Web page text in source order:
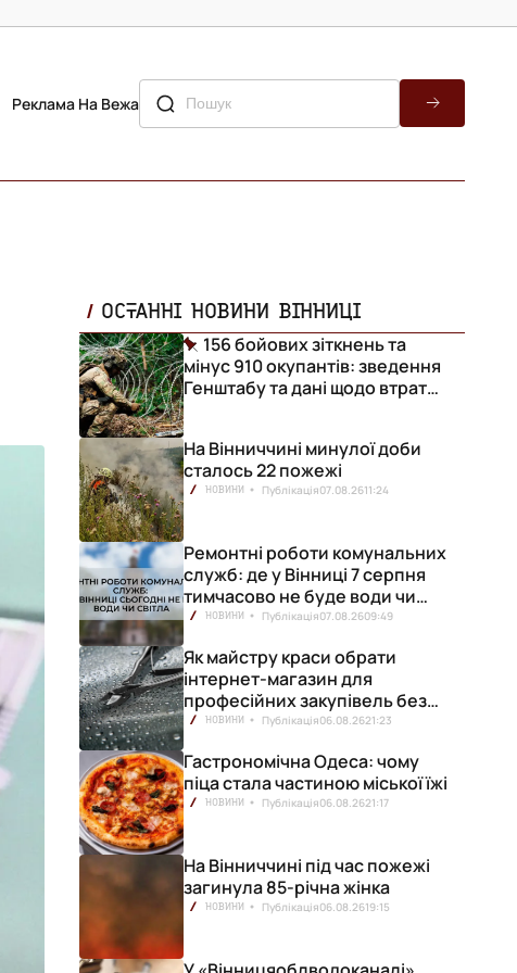
Реклама На Вежа
ОСТАННІ НОВИНИ ВІННИЦІ
156 бойових зіткнень та
мінус 910 окупантів: зведення
Генштабу та дані щодо втрат
На Вінниччині минулої доби
сталось 22 пожежі
НОВИНИ Публікація07.08.2611:24
Ремонтні роботи комунальних
служб: де у Вінниці 7 серпня
тимчасово не буде води чи
світла
НОВИНИ Публікація07.08.2609:49
Як майстру краси обрати
інтернет-магазин для
професійних закупівель без
ризику переплат
НОВИНИ Публікація06.08.2621:23
Гастрономічна Одеса: чому
піца стала частиною міської їжі
НОВИНИ Публікація06.08.2621:17
На Вінниччині під час пожежі
загинула 85-річна жінка
НОВИНИ Публікація06.08.2619:15